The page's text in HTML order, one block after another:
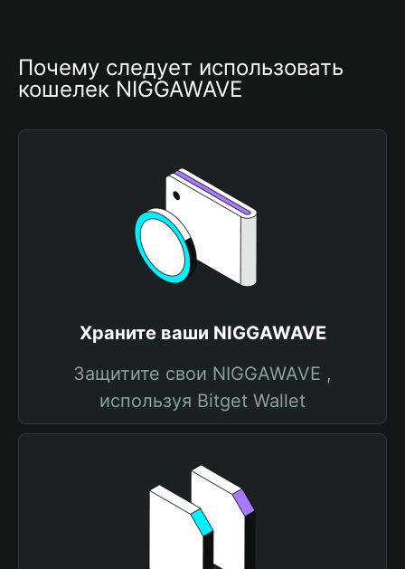
Почему следует использовать
кошелек NIGGAWAVE
Храните ваши NIGGAWAVE
Защитите свои NIGGAWAVE ,
используя Bitget Wallet